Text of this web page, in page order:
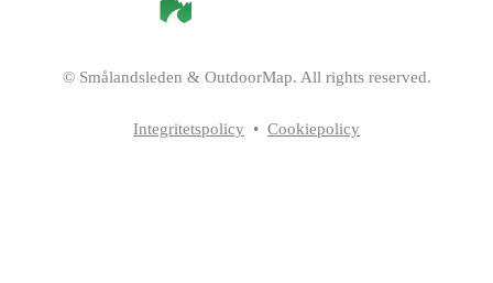
© Smålandsleden & OutdoorMap. All rights reserved.
Integritetspolicy • Cookiepolicy